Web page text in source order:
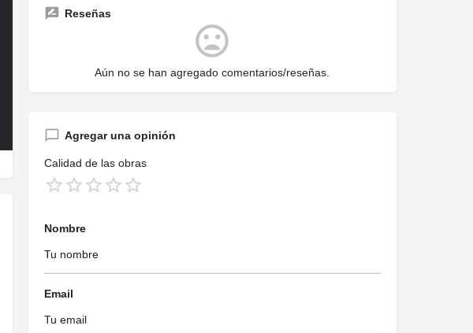
Reseñas
Aún no se han agregado comentarios/reseñas.
Agregar una opinión
Calidad de las obras
Nombre
Email